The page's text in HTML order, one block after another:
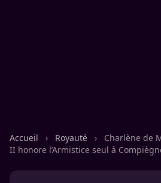
Accueil › Royauté ›
Charlène de
II honore l’Armistice seul à